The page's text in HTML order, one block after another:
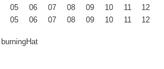
05 06 07 08 09 10 11
12
05 06 07 08 09 10 11 12
burningHat